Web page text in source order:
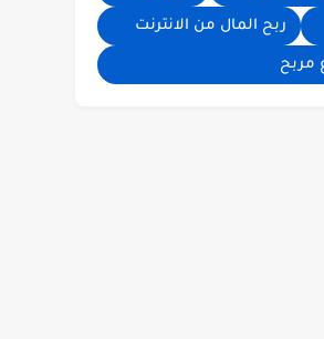
ربح المال من الانترنت
مربح